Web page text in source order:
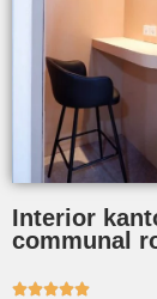
Interior
communal
